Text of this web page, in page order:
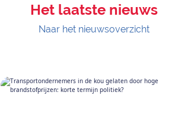
Het laatste nieuws
Naar het nieuwsoverzicht